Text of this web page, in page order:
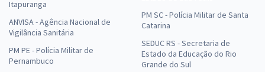
Itapuranga
ANVISA - Agência Nacional de
Vigilância Sanitária
PM PE - Polícia Militar de
Pernambuco
PM SC - Polícia Militar de Santa
Catarina
SEDUC RS - Secretaria de
Estado da Educação do Rio
Grande do Sul